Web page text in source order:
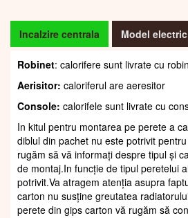
Incalzire centrala Model electric
Robinet: calorifere sunt livrate cu
Aerisitor: caloriferul are aeresitor
Console: calorifele sunt livrate cu
In kitul pentru montarea pe perete a
diblul din pachet nu este potrivit
rugăm să vă informați despre tipul și
de montaj.In funcție de tipul peretelui
potrivit.Va atragem atenția asupra
carton nu susține greutatea
perete din gips carton vă rugăm să